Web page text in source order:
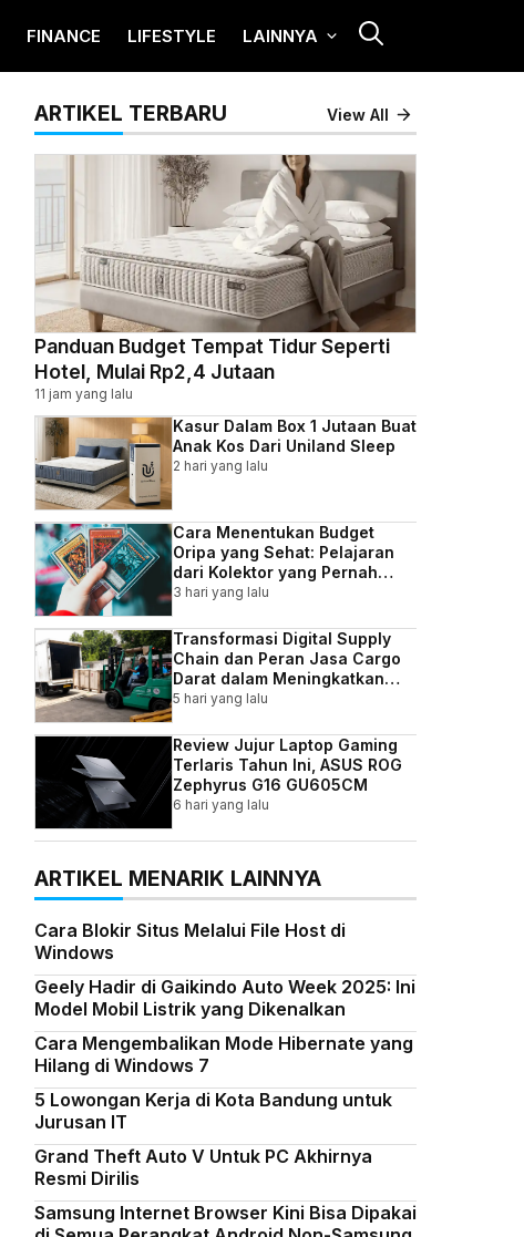
FINANCE LIFESTYLE LAINNYA
ARTIKEL TERBARU View All
Panduan Budget Tempat Tidur Seperti
Hotel, Mulai Rp2,4 Jutaan
11 jam yang lalu
Kasur Dalam Box 1 Jutaan Buat
Anak Kos Dari Uniland Sleep
2 hari yang lalu
Cara Menentukan Budget
Oripa yang Sehat: Pelajaran
dari Kolektor yang Pernah
Kebablasan
3 hari yang lalu
Transformasi Digital Supply
Chain dan Peran Jasa Cargo
Darat dalam Meningkatkan
Efisiensi Bisnis Indonesia
5 hari yang lalu
Review Jujur Laptop Gaming
Terlaris Tahun Ini, ASUS ROG
Zephyrus G16 GU605CM
6 hari yang lalu
ARTIKEL MENARIK LAINNYA
Cara Blokir Situs Melalui File Host di
Windows
Geely Hadir di Gaikindo Auto Week 2025: Ini
Model Mobil Listrik yang Dikenalkan
Cara Mengembalikan Mode Hibernate yang
Hilang di Windows 7
5 Lowongan Kerja di Kota Bandung untuk
Jurusan IT
Grand Theft Auto V Untuk PC Akhirnya
Resmi Dirilis
Samsung Internet Browser Kini Bisa Dipakai